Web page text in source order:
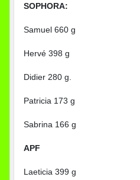
SOPHORA:
Samuel 660 g
Hervé 398 g
Didier 280 g.
Patricia 173 g
Sabrina 166 g
APF
Laeticia 399 g